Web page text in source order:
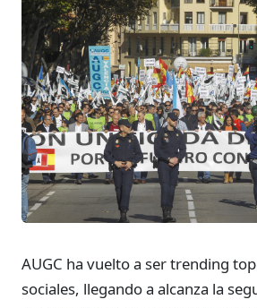
AUGC ha vuelto a ser trending
sociales, llegando a alcanza la